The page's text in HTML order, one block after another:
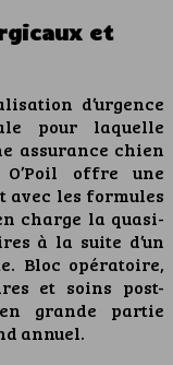
et
d’urgence
pour laquelle
assurance chien
offre une
avec les formules
charge la quasi-
à la suite d’un
Bloc opératoire,
et soins post-
grande partie
annuel.